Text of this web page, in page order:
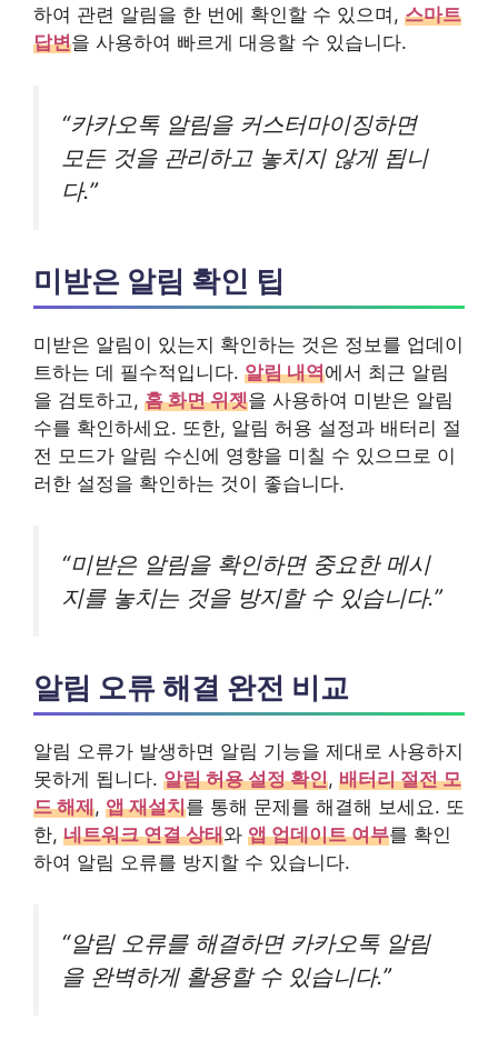
하여 관련 알림을 한 번에 확인할 수 있으며, 스마트
답변을 사용하여 빠르게 대응할 수 있습니다.
“카카오톡 알림을 커스터마이징하면
모든 것을 관리하고 놓치지 않게 됩니
다.”
미받은 알림 확인 팁
미받은 알림이 있는지 확인하는 것은 정보를 업데이
트하는 데 필수적입니다. 알림 내역에서 최근 알림
을 검토하고, 홈 화면 위젯을 사용하여 미받은 알림
수를 확인하세요. 또한, 알림 허용 설정과 배터리 절
전 모드가 알림 수신에 영향을 미칠 수 있으므로 이
러한 설정을 확인하는 것이 좋습니다.
“미받은 알림을 확인하면 중요한 메시
지를 놓치는 것을 방지할 수 있습니다.”
알림 오류 해결 완전 비교
알림 오류가 발생하면 알림 기능을 제대로 사용하지
못하게 됩니다. 알림 허용 설정 확인, 배터리 절전 모
드 해제, 앱 재설치를 통해 문제를 해결해 보세요. 또
한, 네트워크 연결 상태와 앱 업데이트 여부를 확인
하여 알림 오류를 방지할 수 있습니다.
“알림 오류를 해결하면 카카오톡 알림
을 완벽하게 활용할 수 있습니다.”